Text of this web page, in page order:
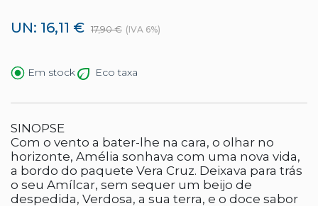
UN: 16,11 € 17,90 € (IVA 6%)
Em stock Eco taxa
SINOPSE
Com o vento a bater-lhe na cara, o olhar no
horizonte, Amélia sonhava com uma nova vida,
a bordo do paquete Vera Cruz. Deixava para trás
o seu Amílcar, sem sequer um beijo de
despedida, Verdosa, a sua terra, e o doce sabor